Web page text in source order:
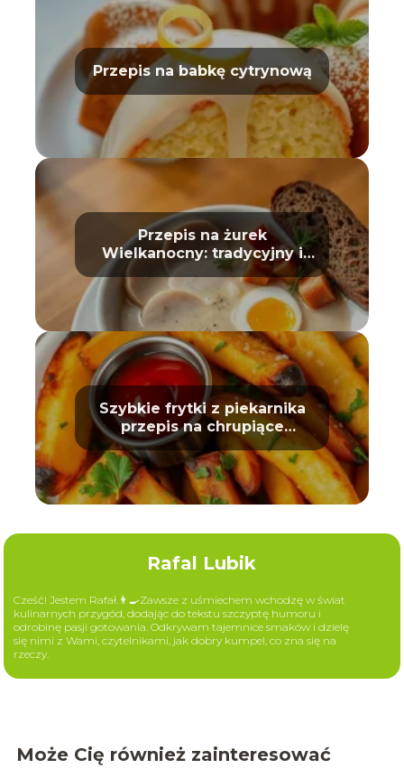
Przepis na babkę cytrynową
Przepis na żurek
Wielkanocny: tradycyjny i
prosty
Szybkie frytki z piekarnika
przepis na chrupiące
ziemniaki
Rafal Lubik
Cześć! Jestem Rafał.👨‍🍳Zawsze z uśmiechem wchodzę w świat
kulinarnych przygód, dodając do tekstu szczyptę humoru i
odrobinę pasji gotowania. Odkrywam tajemnice smaków i dzielę
się nimi z Wami, czytelnikami, jak dobry kumpel, co zna się na
rzeczy.
Może Cię również zainteresować